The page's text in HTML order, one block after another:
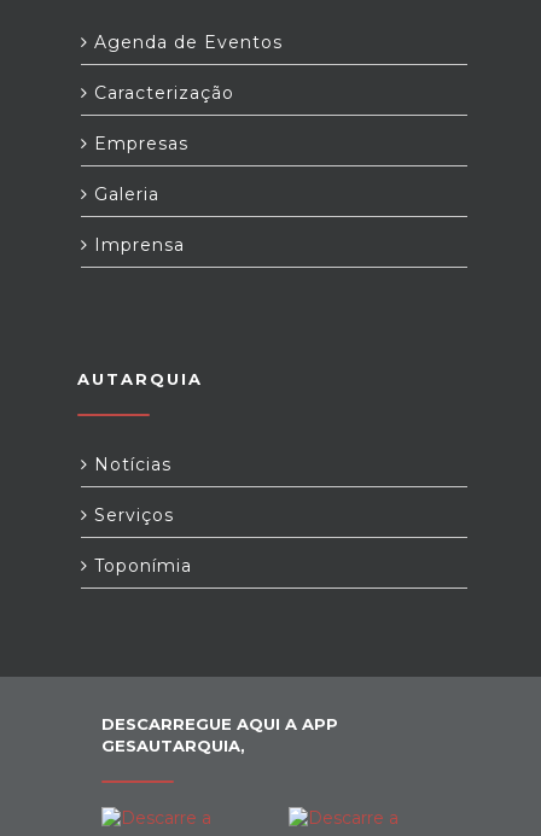
Agenda de Eventos
Caracterização
Empresas
Galeria
Imprensa
AUTARQUIA
Notícias
Serviços
Toponímia
DESCARREGUE AQUI A APP
GESAUTARQUIA,